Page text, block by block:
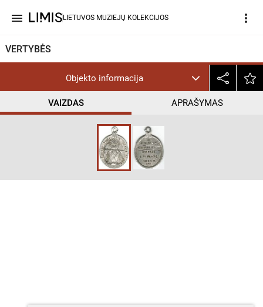
menu LIETUVOS MUZIEJŲ KOLEKCIJOS more_vert
VERTYBĖS
Objekto informacija
VAIZDAS APRAŠYMAS